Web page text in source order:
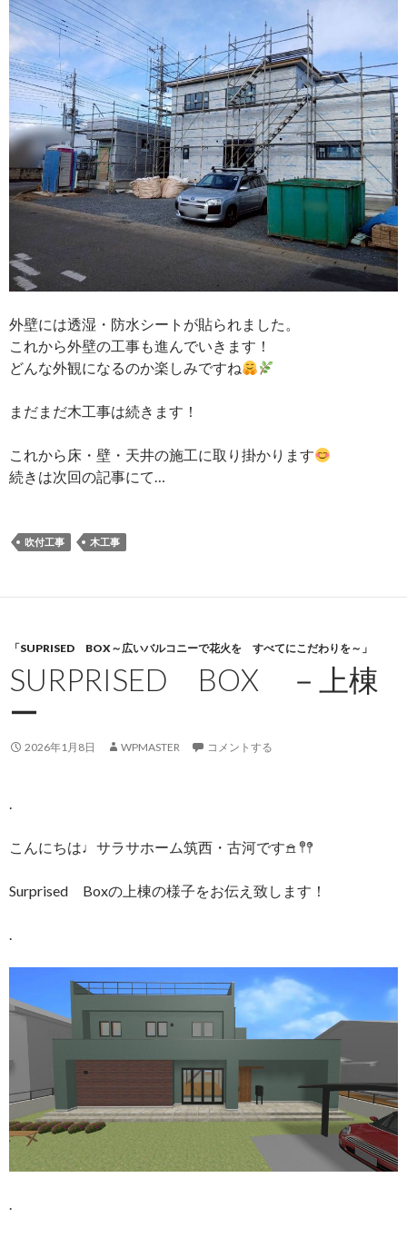
外壁には透湿・防水シートが貼られました。
これから外壁の工事も進んでいきます！
どんな外観になるのか楽しみですね
まだまだ木工事は続きます！
これから床・壁・天井の施工に取り掛かります
続きは次回の記事にて…
吹付工事 木工事
「SUPRISED BOX～広いバルコニーで花火を すべてにこだわりを～」
SURPRISED BOX －上棟
ー
2026年1月8日 WPMASTER コメントする
.
こんにちは♩サラサホーム筑西・古河です𖠿 𖤣𖤥
Surprised Boxの上棟の様子をお伝え致します！
.